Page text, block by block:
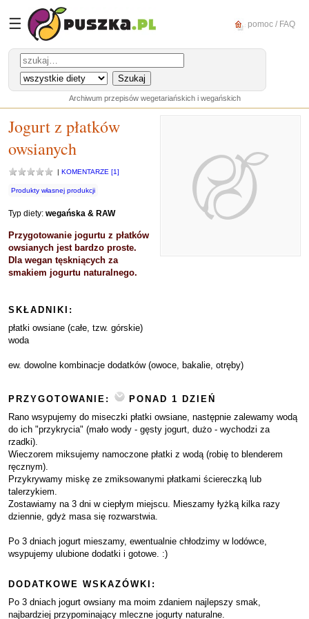
☰ pomoc / FAQ
Archiwum przepisów wegetariańskich i wegańskich
Jogurt z płatków
owsianych
| KOMENTARZE [1]
Produkty własnej produkcji
Typ diety: wegańska & RAW
Przygotowanie jogurtu z płatków
owsianych jest bardzo proste.
Dla wegan tęskniących za
smakiem jogurtu naturalnego.
SKŁADNIKI:
płatki owsiane (całe, tzw. górskie)
woda
ew. dowolne kombinacje dodatków (owoce, bakalie, otręby)
PRZYGOTOWANIE:
PONAD 1 DZIEŃ
Rano wsypujemy do miseczki płatki owsiane, następnie zalewamy wodą
do ich "przykrycia" (mało wody - gęsty jogurt, dużo - wychodzi za
rzadki).
Wieczorem miksujemy namoczone płatki z wodą (robię to blenderem
ręcznym).
Przykrywamy miskę ze zmiksowanymi płatkami ściereczką lub
talerzykiem.
Zostawiamy na 3 dni w ciepłym miejscu. Mieszamy łyżką kilka razy
dziennie, gdyż masa się rozwarstwia.
Po 3 dniach jogurt mieszamy, ewentualnie chłodzimy w lodówce,
wsypujemy ulubione dodatki i gotowe. :)
DODATKOWE WSKAZÓWKI:
Po 3 dniach jogurt owsiany ma moim zdaniem najlepszy smak,
najbardziej przypominający mleczne jogurty naturalne.